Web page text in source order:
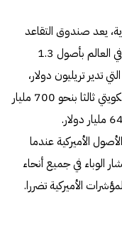
يعد صندوق التقاعد
الحكومي النرويجي أكبر صندوق ثروة سيادي في العالم بأصول 1.3
تدير تريليون دولار،
وبات من المرجح ان يأتي الصندوق السيادي الكويتي ثالثا بنحو 700 مليار
الأميركية عندما
الوباء في جميع أنحاء
الأميركية تضررا.